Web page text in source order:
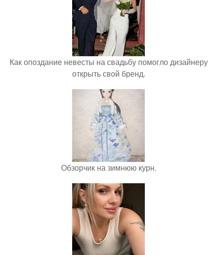
Как опоздание невесты на свадьбу помогло дизайнеру
открыть свой бренд.
Обзорчик на зимнюю курн.